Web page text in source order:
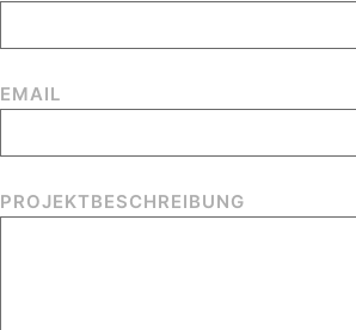
EMAIL
PROJEKTBESCHREIBUNG